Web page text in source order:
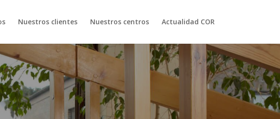
Nuestros clientes Nuestros centros Actualidad COR